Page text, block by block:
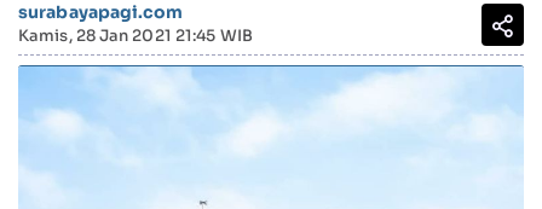
surabayapagi.com
Kamis, 28 Jan 2021 21:45 WIB